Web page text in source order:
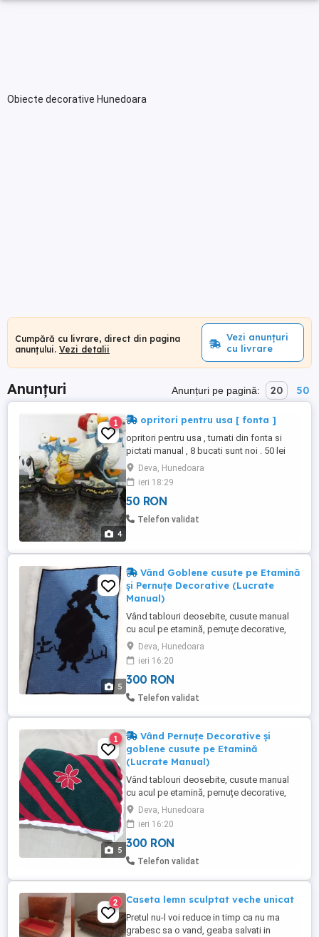
Obiecte decorative Hunedoara
Cumpără cu livrare, direct din pagina
anunțului. Vezi detalii
Vezi anunțuri
cu livrare
Anunțuri Anunțuri pe pagină: 20 50
4
1 opritori pentru usa [ fonta ]
opritori pentru usa , turnati din fonta si
pictati manual , 8 bucati sunt noi . 50 lei
bucata la cei mici , cel mare sa dat
Deva, Hunedoara
ieri 18:29
50 RON
Telefon validat
5
Vând Goblene cusute pe Etamină
și Pernuțe Decorative (Lucrate
Manual)
Vând tablouri deosebite, cusute manual
cu acul pe etamină, pernuțe decorative,
precum și alte cusături tradiționale
artizanale realizate cu multă atenție la
detalii. Prețuri: Începând de la 300 lei (ușor
negociabil). Schimburi: Accept și
schimburi cu electronice. Contact & Detalii
Deva, Hunedoara
ieri 16:20
300 RON
Telefon validat
5
1
Vând Pernuțe Decorative și
goblene cusute pe Etamină
(Lucrate Manual)
Vând tablouri deosebite, cusute manual
cu acul pe etamină, pernuțe decorative,
precum și alte cusături tradiționale
artizanale realizate cu multă atenție la
detalii. Prețuri: Începând de la 300 lei (ușor
negociabil). Schimburi: Accept și
schimburi cu electronice. Contact & Detalii
Deva, Hunedoara
ieri 16:20
300 RON
Telefon validat
2 Caseta lemn sculptat veche unicat
Pretul nu-l voi reduce in timp ca nu ma
grabesc sa o vand, geaba salvati in